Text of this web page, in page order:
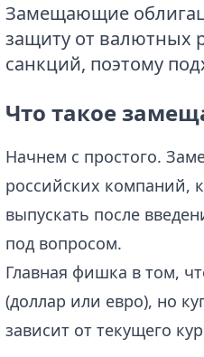
Замещающие
защиту от валютных
санкций, поэтому
Что такое
Начнем с простого.
российских компаний,
выпускать после
под вопросом.
Главная фишка в том,
(доллар или евро), но
зависит от текущего